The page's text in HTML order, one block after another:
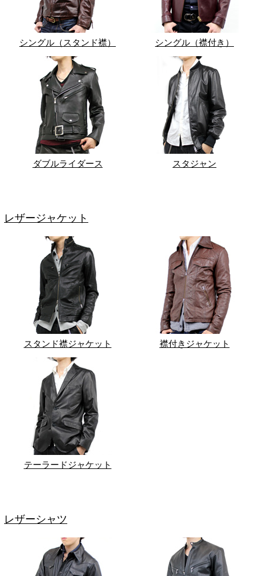
シングル（スタンド襟） シングル（襟付き）
ダブルライダース スタジャン
レザージャケット
スタンド襟ジャケット 襟付きジャケット
テーラードジャケット
レザーシャツ